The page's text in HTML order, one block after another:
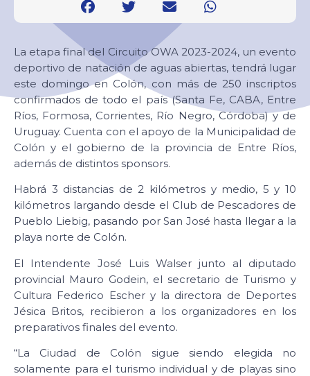
La etapa final del Circuito OWA 2023-2024, un evento
deportivo de natación de aguas abiertas, tendrá lugar
este domingo en Colón, con más de 250 inscriptos
confirmados de todo el país (Santa Fe, CABA, Entre
Ríos, Formosa, Corrientes, Río Negro, Córdoba) y de
Uruguay. Cuenta con el apoyo de la Municipalidad de
Colón y el gobierno de la provincia de Entre Ríos,
además de distintos sponsors.
Habrá 3 distancias de 2 kilómetros y medio, 5 y 10
kilómetros largando desde el Club de Pescadores de
Pueblo Liebig, pasando por San José hasta llegar a la
playa norte de Colón.
El Intendente José Luis Walser junto al diputado
provincial Mauro Godein, el secretario de Turismo y
Cultura Federico Escher y la directora de Deportes
Jésica Britos, recibieron a los organizadores en los
preparativos finales del evento.
“La Ciudad de Colón sigue siendo elegida no
solamente para el turismo individual y de playas sino